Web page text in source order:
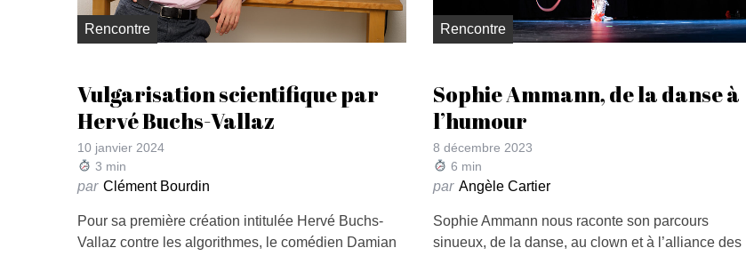
Rencontre
Vulgarisation scientifique par
Hervé Buchs-Vallaz
10 janvier 2024
3 min
par Clément Bourdin
Pour sa première création intitulée Hervé Buchs-
Vallaz contre les algorithmes, le comédien Damian
Rencontre
Sophie Ammann, de la danse à
l’humour
8 décembre 2023
6 min
par Angèle Cartier
Sophie Ammann nous raconte son parcours
sinueux, de la danse, au clown et à l’alliance des